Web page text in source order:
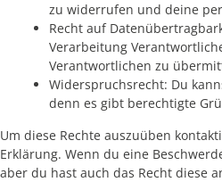
zu widerrufen und deine
Recht auf
Verarbeitung
Verantwortlichen zu
Widerspruchsrecht: Du
denn es gibt berechtigte
Um diese Rechte auszuüben
Erklärung. Wenn du eine
aber du hast auch das Recht diese